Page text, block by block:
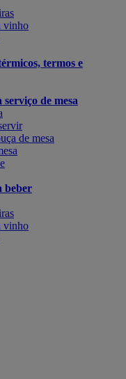
vinho
termos e
de mesa
de mesa
beber
vinho